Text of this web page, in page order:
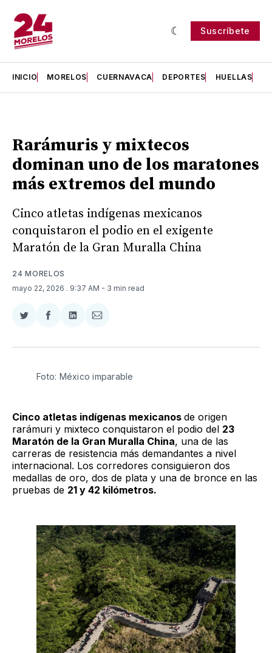
Suscríbete
INICIO MORELOS CUERNAVACA DEPORTES HUELLAS
Rarámuris y mixtecos
dominan uno de los maratones
más extremos del mundo
Cinco atletas indígenas mexicanos
conquistaron el podio en el exigente
Maratón de la Gran Muralla China
24 MORELOS
mayo 22, 2026 . 9:37 AM - 3 min read
Compartir
Twitter
Compartir
Facebook
Compartir
LinkedIn
Compartir
Email
Foto: México imparable
Cinco atletas indígenas mexicanos de origen
rarámuri y mixteco conquistaron el podio del 23
Maratón de la Gran Muralla China, una de las
carreras de resistencia más demandantes a nivel
internacional. Los corredores consiguieron dos
medallas de oro, dos de plata y una de bronce en las
pruebas de 21 y 42 kilómetros.